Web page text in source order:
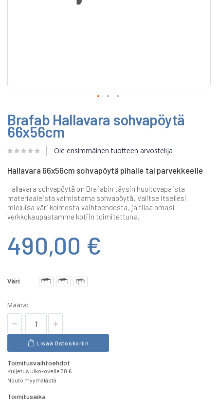
to
the
beginning
the
gallery
Brafab Hallavara sohvapöytä
66x56cm
Ole ensimmäinen tuotteen arvostelija
Hallavara 66x56cm sohvapöytä pihalle tai parvekkeelle
Hallavara sohvapöytä on Brafabin täysin huoltovapaista
materiaaleista valmistama sohvapöytä. Valitse itsellesi
mieluisa väri kolmesta vaihtoehdosta, ja tilaa omasi
verkkokaupastamme kotiin toimitettuna.
490,00 €
Väri
Määrä:
Lisää Ostoskoriin
Toimitusvaihtoehdot
Kuljetus ulko-ovelle 30 €
Nouto myymälästä
Toimitusaika